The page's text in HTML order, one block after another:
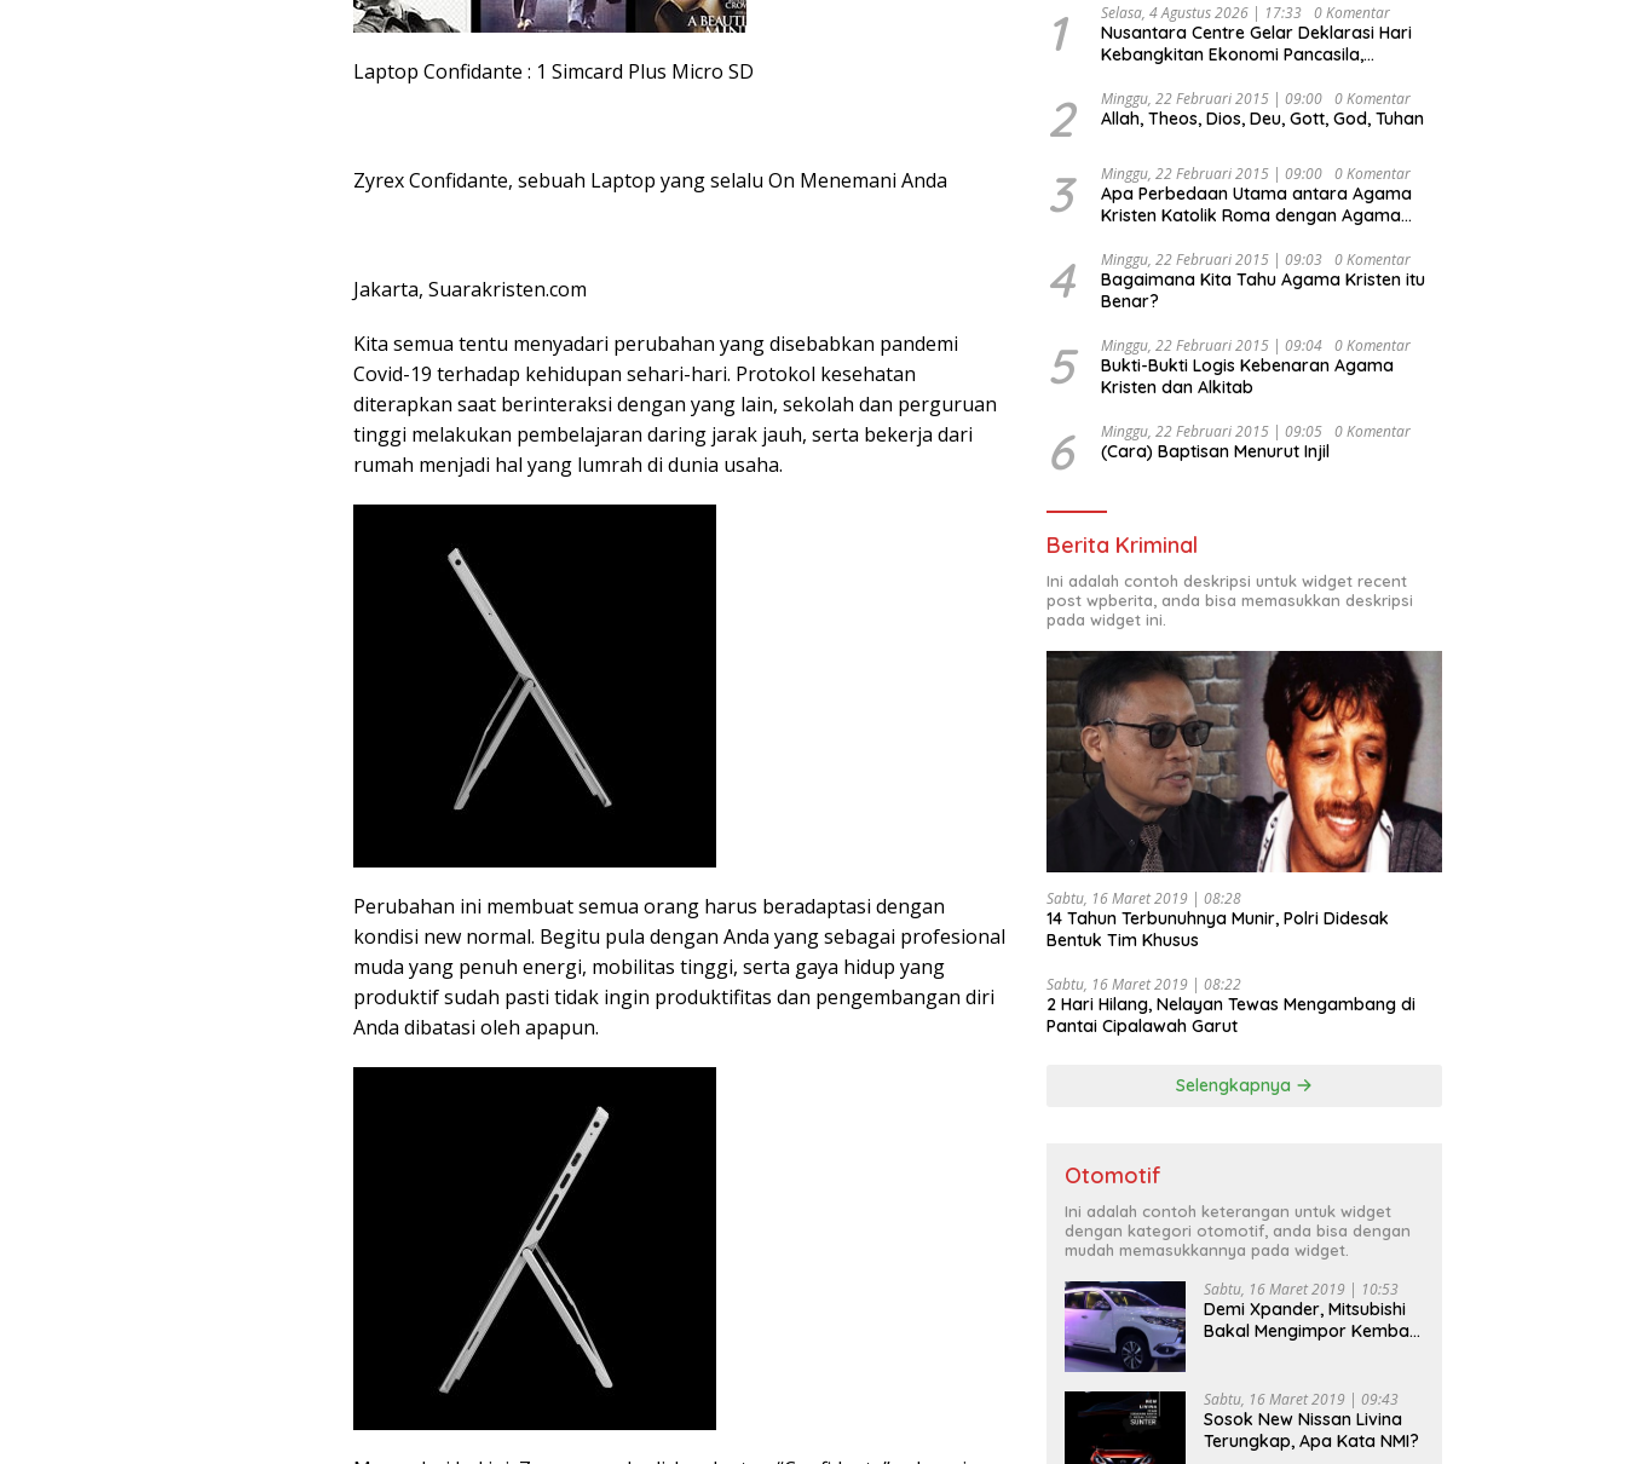
Laptop Confidante : 1 Simcard Plus Micro SD
Zyrex Confidante, sebuah Laptop yang selalu On Menemani Anda
Jakarta, Suarakristen.com
Kita semua tentu menyadari perubahan yang disebabkan pandemi
Covid-19 terhadap kehidupan sehari-hari. Protokol kesehatan
diterapkan saat berinteraksi dengan yang lain, sekolah dan perguruan
tinggi melakukan pembelajaran daring jarak jauh, serta bekerja dari
rumah menjadi hal yang lumrah di dunia usaha.
Perubahan ini membuat semua orang harus beradaptasi dengan
kondisi new normal. Begitu pula dengan Anda yang sebagai profesional
muda yang penuh energi, mobilitas tinggi, serta gaya hidup yang
produktif sudah pasti tidak ingin produktifitas dan pengembangan diri
Anda dibatasi oleh apapun.
1 Selasa, 4 Agustus 2026 | 17:33 0 Komentar
Nusantara Centre Gelar Deklarasi Hari
Kebangkitan Ekonomi Pancasila,
Djojohadikusumo Anti Penjajahan
(Pergolakan Ekonomi Politik Indonesia) &
Undang Perekonomian Nasional dan
Kesejahteraan Sosial dalam Menata
Bangsa Menuju Indonesia Emas 2045”,
2 Minggu, 22 Februari 2015 | 09:00 0 Komentar
Allah, Theos, Dios, Deu, Gott, God, Tuhan
3 Minggu, 22 Februari 2015 | 09:00 0 Komentar
Apa Perbedaan Utama antara Agama
Kristen Katolik Roma dengan Agama
4 Minggu, 22 Februari 2015 | 09:03 0 Komentar
Bagaimana Kita Tahu Agama Kristen itu
Benar?
5 Minggu, 22 Februari 2015 | 09:04 0 Komentar
Bukti-Bukti Logis Kebenaran Agama
Kristen dan Alkitab
6 Minggu, 22 Februari 2015 | 09:05 0 Komentar
(Cara) Baptisan Menurut Injil
Berita Kriminal
Ini adalah contoh deskripsi untuk widget recent
post wpberita, anda bisa memasukkan deskripsi
pada widget ini.
Sabtu, 16 Maret 2019 | 08:28
14 Tahun Terbunuhnya Munir, Polri Didesak
Bentuk Tim Khusus
Sabtu, 16 Maret 2019 | 08:22
2 Hari Hilang, Nelayan Tewas Mengambang di
Pantai Cipalawah Garut
Selengkapnya
Otomotif
Ini adalah contoh keterangan untuk widget
dengan kategori otomotif, anda bisa dengan
mudah memasukkannya pada widget.
Sabtu, 16 Maret 2019 | 10:53
Demi Xpander, Mitsubishi
Bakal Mengimpor Kembali
Sabtu, 16 Maret 2019 | 09:43
Sosok New Nissan Livina
Terungkap, Apa Kata NMI?